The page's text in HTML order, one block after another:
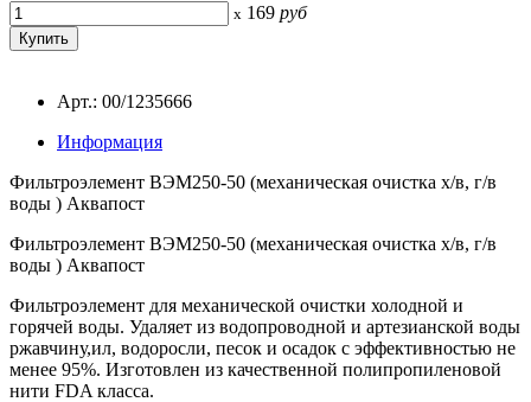
x 169 руб
Арт.: 00/1235666
Информация
Фильтроэлемент ВЭМ250-50 (механическая очистка х/в, г/в
воды ) Аквапост
Фильтроэлемент ВЭМ250-50 (механическая очистка х/в, г/в
воды ) Аквапост
Фильтроэлемент для механической очистки холодной и
горячей воды. Удаляет из водопроводной и артезианской воды
ржавчину,ил, водоросли, песок и осадок с эффективностью не
менее 95%. Изготовлен из качественной полипропиленовой
нити FDA класса.